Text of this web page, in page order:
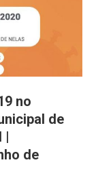
no
de
|
de